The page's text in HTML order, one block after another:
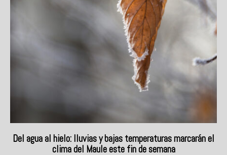
Del agua al hielo: lluvias y bajas temperaturas marcarán el
clima del Maule este fin de semana